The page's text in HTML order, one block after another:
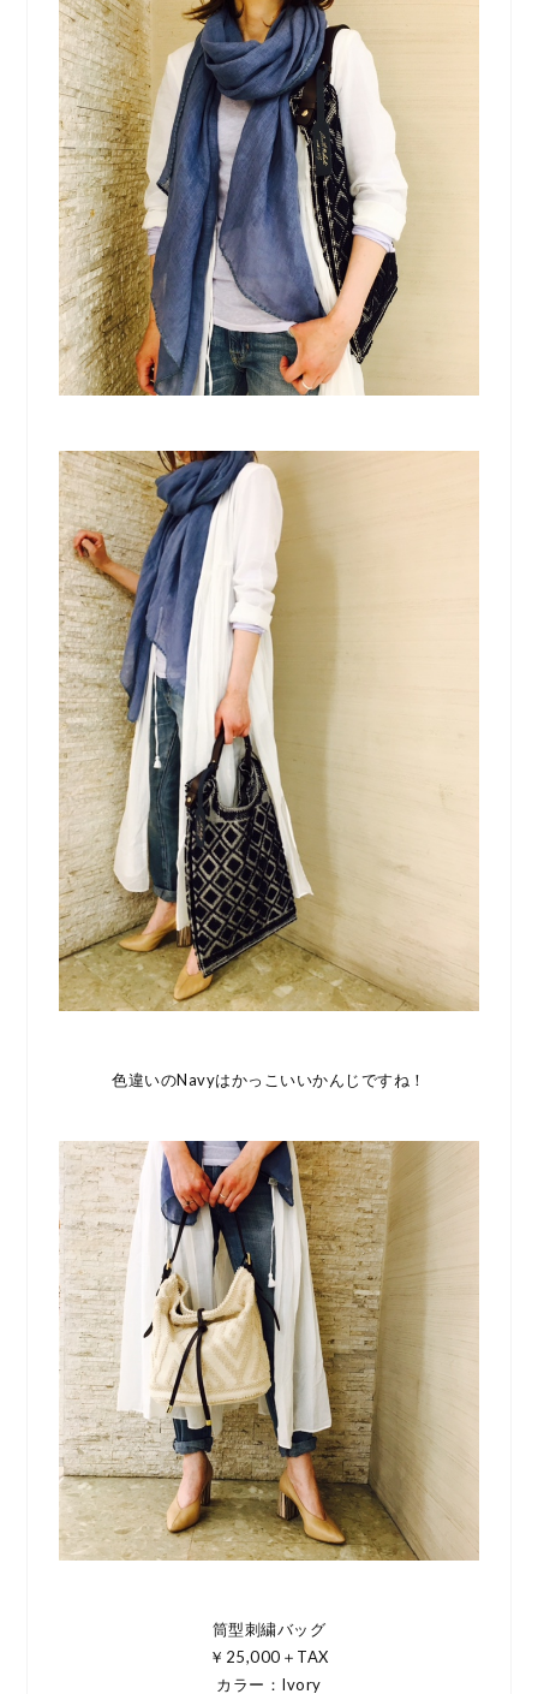
色違いのNavyはかっこいいかんじですね！
筒型刺繍バッグ
￥25,000＋TAX
カラー：Ivory